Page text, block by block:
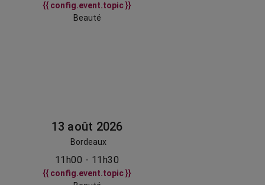
{{ config.event.topic }}
Beauté
13 août 2026
Bordeaux
11h00 - 11h30
{{ config.event.topic }}